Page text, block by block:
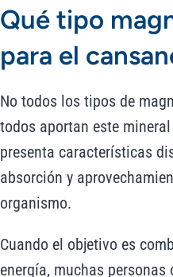
Qué tipo
para el
No todos los tipos de
todos aportan este
presenta características
absorción y
organismo.
Cuando el objetivo es
energía, muchas